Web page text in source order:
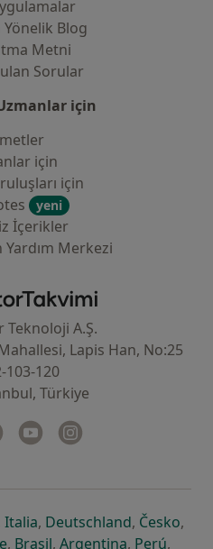
Blog
Metni
Sorular
için
için
için
yeni
İçerikler
Merkezi
DoktorTakvimi - Ana Sayfa
Teknoloji A.Ş.
Lapis Han, No:25
103-120
Türkiye
sekmede açılır
Twitter
yeni bir sekmede açılır
Youtube
yeni bir sekmede açılır
açılır
bir sekmede açılır
Italiayeni bir sekmede açılır
, Deutschlandyeni bir
, Českoyeni
,
açılır
sekmede açılır
yeni bir sekmede açılır
, Brasilyeni bir sekmede açılır
, Argentinayeni bir
, Perúyeni
,